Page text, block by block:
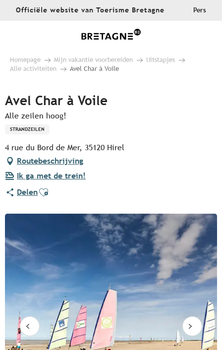
AllerOfficiële website van Toerisme Bretagne Pers
Homepage Mijn vakantie voorbereiden
Uitstapjes
Alle activiteiten
Avel Char à Voile
Avel Char à Voile
Alle zeilen hoog!
STRANDZEILEN
4 rue du Bord de Mer, 35120 Hirel
Routebeschrijving
Ik ga met de trein!
DelenAjouter aux favoris